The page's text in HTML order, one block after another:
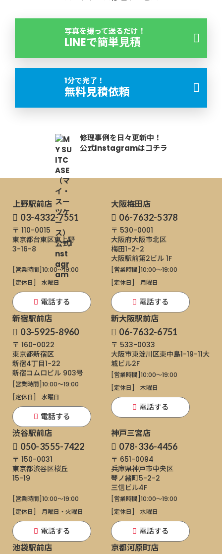
写真を撮って送るだけ！
LINEで簡単見積
1分で完了！
無料見積依頼
修理事例を日々更新中！
公式Instagramはコチラ
上野駅前店
03-4332-7551
〒 110-0015
東京都台東区東上野
3-16-8
[営業時間]10:00～19:00
[定休日]
水曜日
電話する
大阪梅田店
06-7632-5378
〒 530-0001
大阪府大阪市北区
梅田1-2-2
大阪駅前第2ビル 1F
[営業時間]10:00～19:00
[定休日]
月曜日
電話する
新宿駅前店
03-5925-8960
〒 160-0022
東京都新宿区
新宿4丁目1−22
新宿コムロビル 903号
[営業時間]10:00～19:00
[定休日]
水曜日
電話する
新大阪駅前店
06-7632-6751
〒 533-0033
大阪市東淀川区東中島1-19-11大
城ビル2F
[営業時間]10:00～19:00
[定休日]
木曜日
電話する
渋谷駅前店
050-3555-7422
〒 150-0031
東京都渋谷区桜丘
15-19
[営業時間]10:00～19:00
[定休日]
月曜日・火曜日
電話する
神戸三宮店
078-336-4456
〒 651-0094
兵庫県神戸市中央区
琴ノ緒町5-2-2
三信ビル4F
[営業時間]10:00～19:00
[定休日]
水曜日
電話する
池袋駅前店 京都河原町店